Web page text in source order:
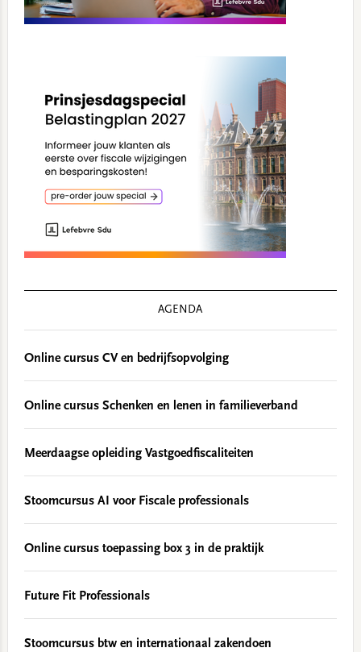
AGENDA
Online cursus CV en bedrijfsopvolging
Online cursus Schenken en lenen in familieverband
Meerdaagse opleiding Vastgoedfiscaliteiten
Stoomcursus AI voor Fiscale professionals
Online cursus toepassing box 3 in de praktijk
Future Fit Professionals
Stoomcursus btw en internationaal zakendoen